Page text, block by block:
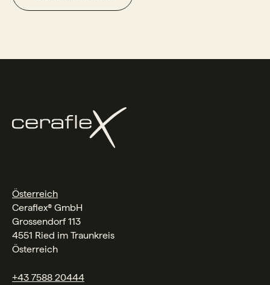
Österreich
Ceraflex® GmbH
Grossendorf 113
4551 Ried im Traunkreis
Österreich
+43 7588 20444